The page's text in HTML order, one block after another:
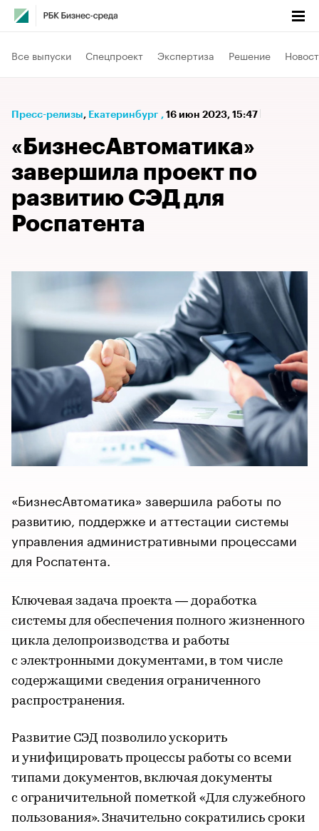
Все выпуски Спецпроект Экспертиза Решение
Пресс-релизы⁠, Екатеринбург , 16 июн 2023, 15:47
«БизнесАвтоматика»
завершила проект по
развитию СЭД для
Роспатента
«БизнесАвтоматика» завершила работы по
развитию, поддержке и аттестации системы
управления административными процессами
для Роспатента.
Ключевая задача проекта — доработка
системы для обеспечения полного жизненного
цикла делопроизводства и работы
с электронными документами, в том числе
содержащими сведения ограниченного
распространения.
Развитие СЭД позволило ускорить
и унифицировать процессы работы со всеми
типами документов, включая документы
с ограничительной пометкой «Для служебного
пользования». Значительно сократились сроки